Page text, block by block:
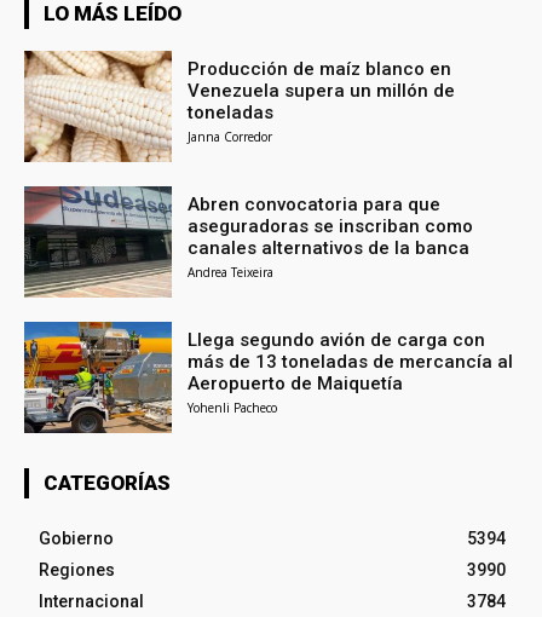
LO MÁS LEÍDO
Producción de maíz blanco en
Venezuela supera un millón de
toneladas
Janna Corredor
Abren convocatoria para que
aseguradoras se inscriban como
canales alternativos de la banca
Andrea Teixeira
Llega segundo avión de carga con
más de 13 toneladas de mercancía al
Aeropuerto de Maiquetía
Yohenli Pacheco
CATEGORÍAS
Gobierno
5394
Regiones
3990
Internacional
3784